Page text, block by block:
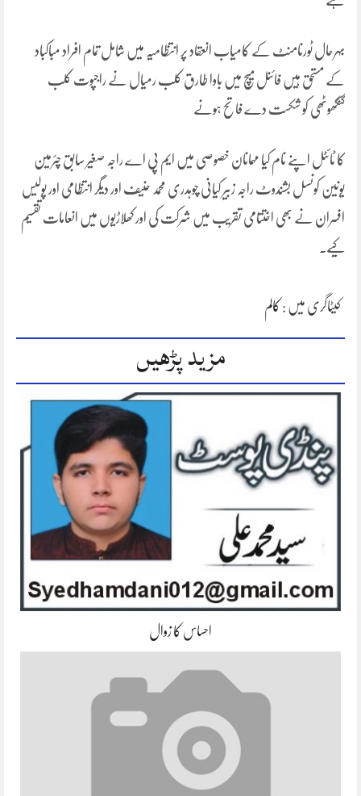
بہرحال ٹورنامنٹ کے کامیاب انعقاد پر انتظامیہ میں شامل تمام افراد مباکباد
کے مستحق ہیں فائنل میچ میں باوا طارق کلب رمیال نے راجپوت کلب
گنگھوٹھی کو شکست دے فاتح ہونے
کا ٹائٹل اپنے نام کیا مہمانان خصوصی میں ایم پی اے راجہ صغیر سابق چئرمین
یونین کونسل بشندوٹ راجہ زبیر کیانی چوہدری محمد حنیف اور دیگر انتظامی اور پولیس
افسران نے بھی اختتامی تقریب میں شرکت کی اور کھلاڑیوں میں انعامات تقسیم
کیے۔
کیٹاگری میں : کالم
مزید پڑھیں
احساس کا زوال